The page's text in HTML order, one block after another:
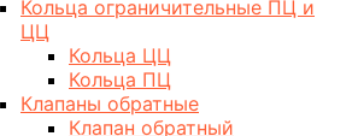
Кольца ограничительные ПЦ и
ЦЦ
Кольца ЦЦ
Кольца ПЦ
Клапаны обратные
Клапан обратный